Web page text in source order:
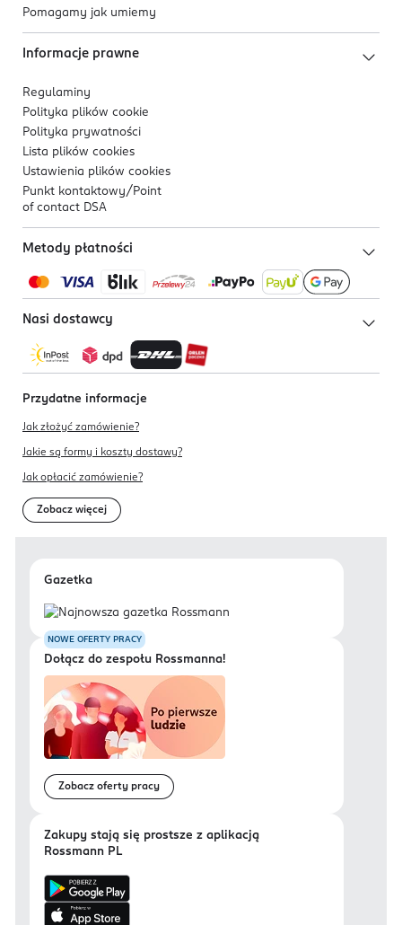
Pomagamy jak umiemy
Informacje prawne
Regulaminy
Polityka plików cookie
Polityka prywatności
Lista plików cookies
Ustawienia plików cookies
Punkt kontaktowy/ Point
of contact DSA
Metody płatności
Nasi dostawcy
Przydatne informacje
Jak złożyć zamówienie?
Jakie są formy i koszty dostawy?
Jak opłacić zamówienie?
Zobacz więcej
Gazetka
NOWE OFERTY PRACY
Dołącz do zespołu Rossmanna!
Zobacz oferty pracy
Zakupy stają się prostsze z aplikacją
Rossmann PL